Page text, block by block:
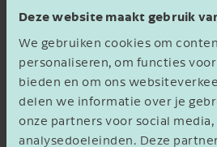
Deze website maakt gebruik
We gebruiken cookies om
personaliseren, om functies
bieden en om ons
delen we informatie over je
onze partners voor social
analysedoeleinden. Deze
Het reglement kunnen we
middel van een algemene
memo die we aan jou en je
presenteren. Indien
vooroverleg plannen met de